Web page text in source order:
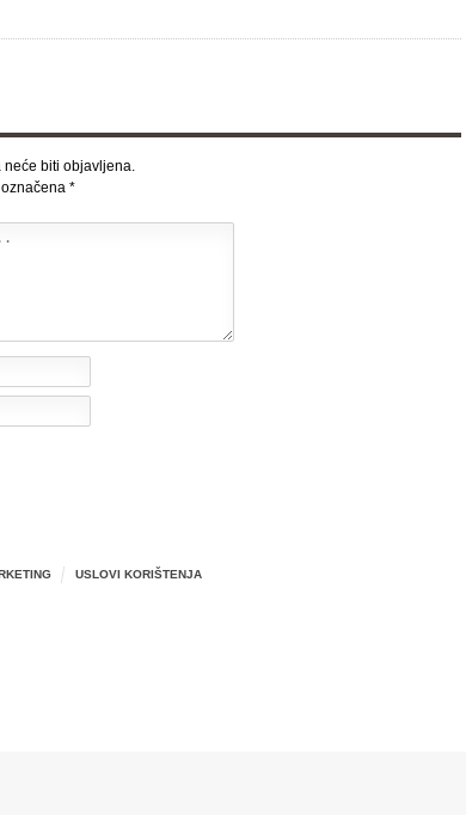
neće biti objavljena.
*
USLOVI KORIŠTENJA